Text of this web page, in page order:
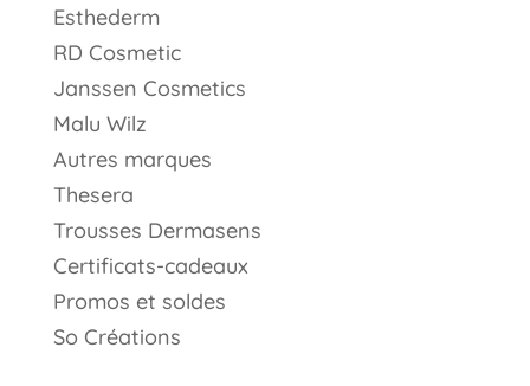
Esthederm
RD Cosmetic
Janssen Cosmetics
Malu Wilz
Autres marques
Thesera
Trousses Dermasens
Certificats-cadeaux
Promos et soldes
So Créations